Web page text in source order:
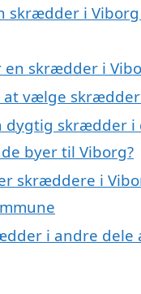
skrædder i
en skrædder i
at vælge
dygtig skrædder i
byer til Viborg?
skræddere i
i andre dele